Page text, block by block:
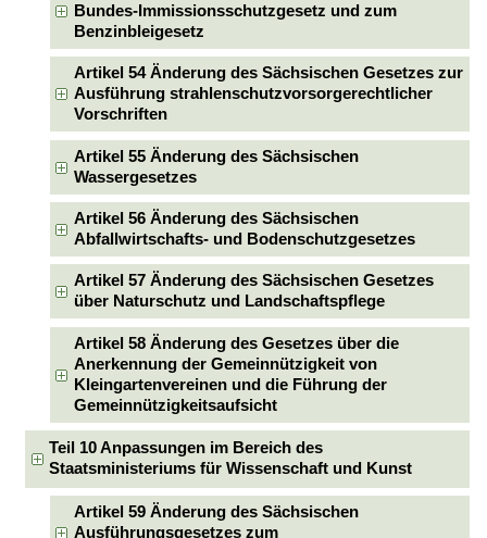
Bundes-Immissionsschutzgesetz und zum
Benzinbleigesetz
Artikel 54 Änderung des Sächsischen Gesetzes zur
Ausführung strahlenschutzvorsorgerechtlicher
Vorschriften
Artikel 55 Änderung des Sächsischen
Wassergesetzes
Artikel 56 Änderung des Sächsischen
Abfallwirtschafts- und Bodenschutzgesetzes
Artikel 57 Änderung des Sächsischen Gesetzes
über Naturschutz und Landschaftspflege
Artikel 58 Änderung des Gesetzes über die
Anerkennung der Gemeinnützigkeit von
Kleingartenvereinen und die Führung der
Gemeinnützigkeitsaufsicht
Teil 10 Anpassungen im Bereich des
Staatsministeriums für Wissenschaft und Kunst
Artikel 59 Änderung des Sächsischen
Ausführungsgesetzes zum